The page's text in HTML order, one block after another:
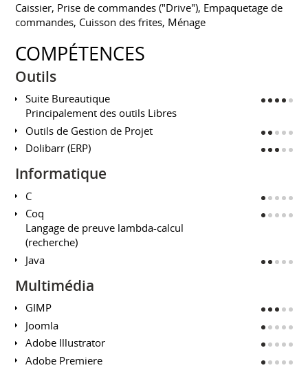
Caissier, Prise de commandes ("Drive"), Empaquetage de
commandes, Cuisson des frites, Ménage
COMPÉTENCES
Outils
Suite Bureautique
Principalement des outils Libres
Outils de Gestion de Projet
Dolibarr (ERP)
Informatique
C
Coq
Langage de preuve lambda-calcul
(recherche)
Java
Multimédia
GIMP
Joomla
Adobe Illustrator
Adobe Premiere